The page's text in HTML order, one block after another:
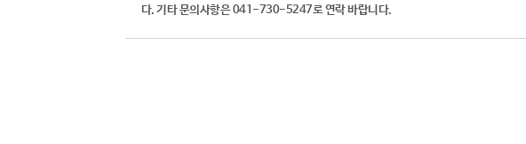
다. 기타 문의사항은 041-730-5247로 연락 바랍니다.